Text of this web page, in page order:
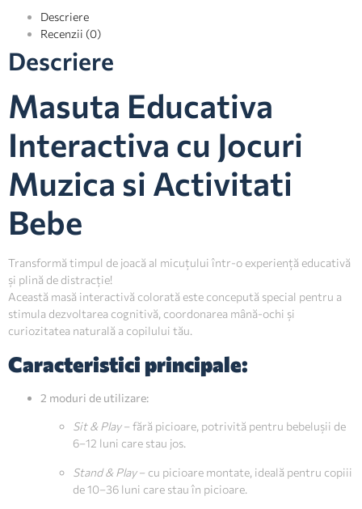
Descriere
Recenzii (0)
Descriere
Masuta Educativa
Interactiva cu Jocuri
Muzica si Activitati
Bebe
Transformă timpul de joacă al micuțului într-o experiență educativă
și plină de distracție!
Această masă interactivă colorată este concepută special pentru a
stimula dezvoltarea cognitivă, coordonarea mână-ochi și
curiozitatea naturală a copilului tău.
Caracteristici principale:
2 moduri de utilizare:
Sit & Play– fără picioare, potrivită pentru bebelușii de
6–12 luni care stau jos.
Stand & Play– cu picioare montate, ideală pentru copiii
de 10–36 luni care stau în picioare.